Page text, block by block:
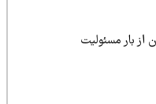
مسئولیت